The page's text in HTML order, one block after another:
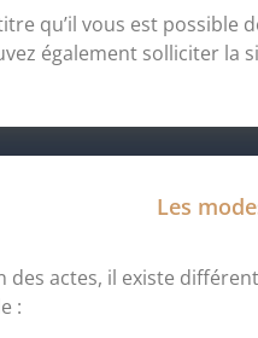
qu’il vous est possible
également solliciter la
Les
des actes, il existe
: